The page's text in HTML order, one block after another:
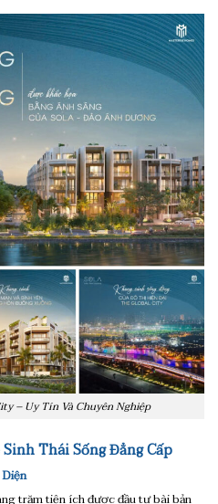
– Uy Tín Và Chuyên Nghiệp
Thái Sống Đẳng Cấp
trăm tiện ích được đầu tư bài bản